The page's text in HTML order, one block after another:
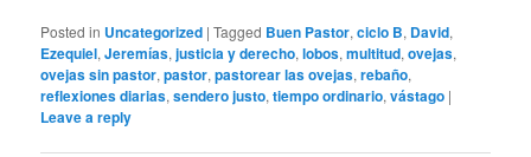
Posted in Uncategorized |Tagged Buen Pastor,ciclo B, David,
Ezequiel,Jeremías,justicia y derecho,lobos,multitud,ovejas,
ovejas sin pastor,pastor,pastorear las ovejas,rebaño,
reflexiones diarias,sendero justo,tiempo ordinario,vástago |
Leave a reply